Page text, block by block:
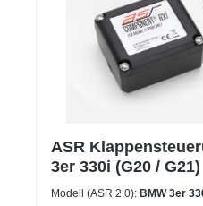
ASR
3er 330i (G20 / G21)
Modell (ASR 2.0): BMW 3er